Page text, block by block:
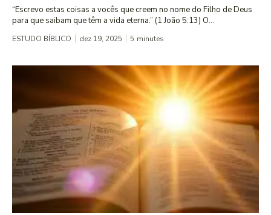
“Escrevo estas coisas a vocês que creem no nome do Filho de Deus
para que saibam que têm a vida eterna.” (1 João 5:13) O...
ESTUDO BÍBLICO dez 19, 2025 5 minutes